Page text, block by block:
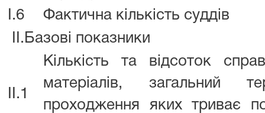
I.6
Фактична кількість суддів
II.Базові показники
II.1
Кількість та відсоток
матеріалів, загальний
проходження яких триває